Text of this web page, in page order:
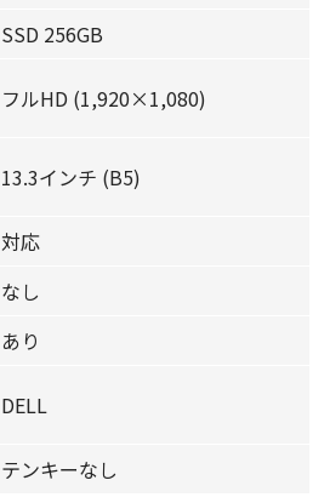
SSD 256GB
フルHD (1,920×1,080)
13.3インチ (B5)
対応
なし
あり
DELL
テンキーなし